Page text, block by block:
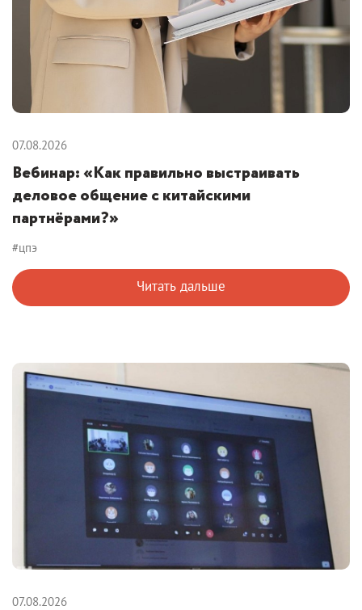
07.08.2026
Вебинар: «Как правильно выстраивать
деловое общение с китайскими
партнёрами?»
#цпэ
Читать дальше
07.08.2026